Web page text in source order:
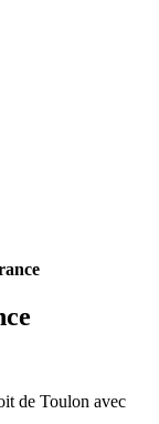
de Toulon avec